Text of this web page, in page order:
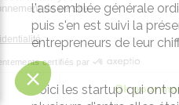
l'assemblée générale
puis s'en est suivi la
entrepreneurs de leur
Voici les startup qui ont